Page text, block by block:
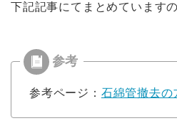
下記記事にてまとめています
参考ページ： 石綿管撤去の